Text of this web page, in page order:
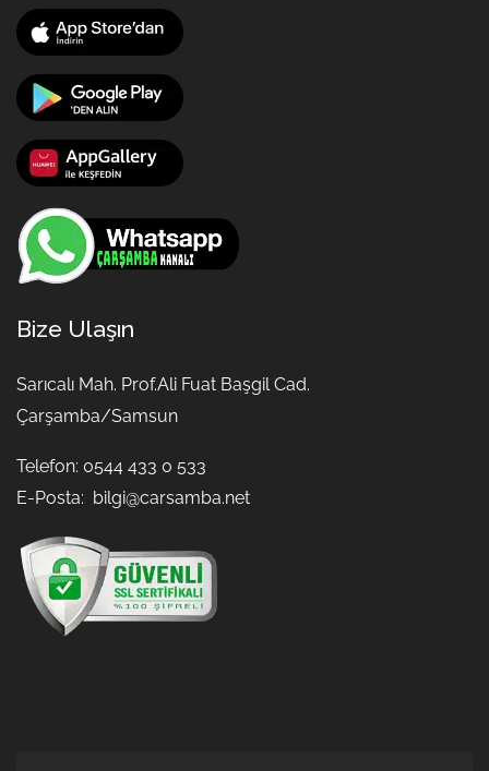
Bize Ulaşın
Sarıcalı Mah. Prof.Ali Fuat Başgil Cad.
Çarşamba/Samsun
Telefon: 0544 433 0 533
E-Posta: bilgi@carsamba.net